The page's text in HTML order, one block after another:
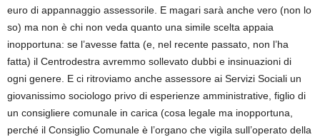
euro di appannaggio assessorile. E magari sarà anche vero (non lo
so) ma non è chi non veda quanto una simile scelta appaia
inopportuna: se l’avesse fatta (e, nel recente passato, non l’ha
fatta) il Centrodestra avremmo sollevato dubbi e insinuazioni di
ogni genere. E ci ritroviamo anche assessore ai Servizi Sociali un
giovanissimo sociologo privo di esperienze amministrative, figlio di
un consigliere comunale in carica (cosa legale ma inopportuna,
perché il Consiglio Comunale è l’organo che vigila sull’operato della